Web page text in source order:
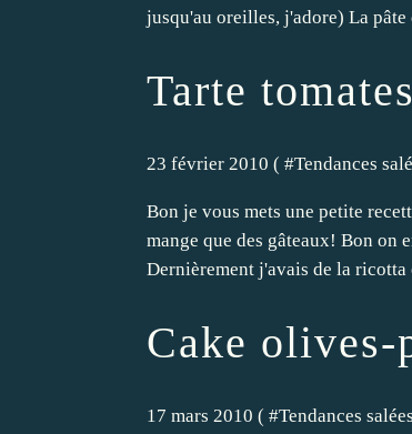
jusqu'au oreilles, j'adore) La pâte
Tarte
23 février 2010 ( #Tendances
Bon je vous mets une petite
mange que des gâteaux! Bon on
Dernièrement j'avais de la ricotta
Cake olives-
17 mars 2010 ( #Tendances salées